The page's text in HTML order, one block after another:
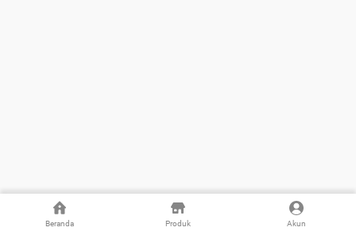
Beranda Produk Akun